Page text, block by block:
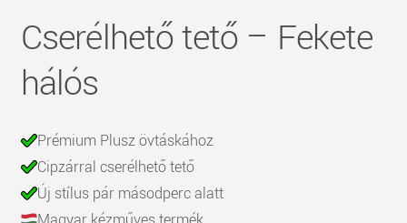
Cserélhető tető – Fekete
hálós
Prémium Plusz övtáskához
Cipzárral cserélhető tető
Új stílus pár másodperc alatt